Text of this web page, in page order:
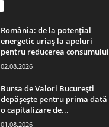
România: de la potențial
energetic uriaș la apeluri
pentru reducerea consumului
02.08.2026
Bursa de Valori București
depășește pentru prima dată
o capitalizare de...
01.08.2026